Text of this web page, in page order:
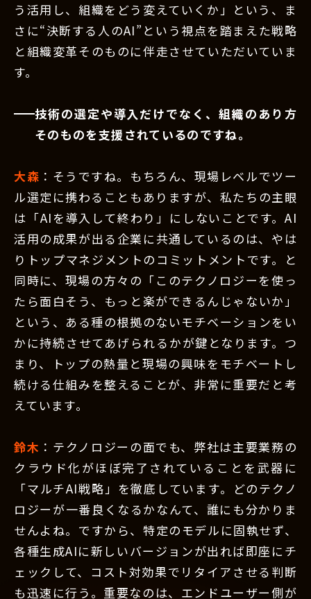
う活用し、組織をどう変えていくか」という、ま
さに“決断する人のAI”という視点を踏まえた戦略
と組織変革そのものに伴走させていただいていま
す。
技術の選定や導入だけでなく、組織のあり方
そのものを支援されているのですね。
大森 ：そうですね。もちろん、現場レベルでツー
ル選定に携わることもありますが、私たちの主眼
は「AIを導入して終わり」にしないことです。AI
活用の成果が出る企業に共通しているのは、やは
りトップマネジメントのコミットメントです。と
同時に、現場の方々の「このテクノロジーを使っ
たら面白そう、もっと楽ができるんじゃないか」
という、ある種の根拠のないモチベーションをい
かに持続させてあげられるかが鍵となります。つ
まり、トップの熱量と現場の興味をモチベートし
続ける仕組みを整えることが、非常に重要だと考
えています。
鈴木 ：テクノロジーの面でも、弊社は主要業務の
クラウド化がほぼ完了されていることを武器に
「マルチAI戦略」を徹底しています。どのテクノ
ロジーが一番良くなるかなんて、誰にも分かりま
せんよね。ですから、特定のモデルに固執せず、
各種生成AIに新しいバージョンが出れば即座にチ
ェックして、コスト対効果でリタイアさせる判断
も迅速に行う。重要なのは、エンドユーザー側が